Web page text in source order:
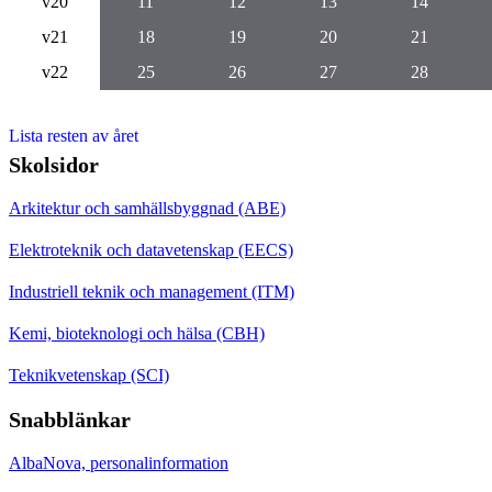
v21
18 19 20 21
v22
25 26 27 28
Lista resten av året
Skolsidor
Arkitektur och samhällsbyggnad (ABE)
Elektroteknik och datavetenskap (EECS)
Industriell teknik och management (ITM)
Kemi, bioteknologi och hälsa (CBH)
Teknikvetenskap (SCI)
Snabblänkar
AlbaNova, personalinformation